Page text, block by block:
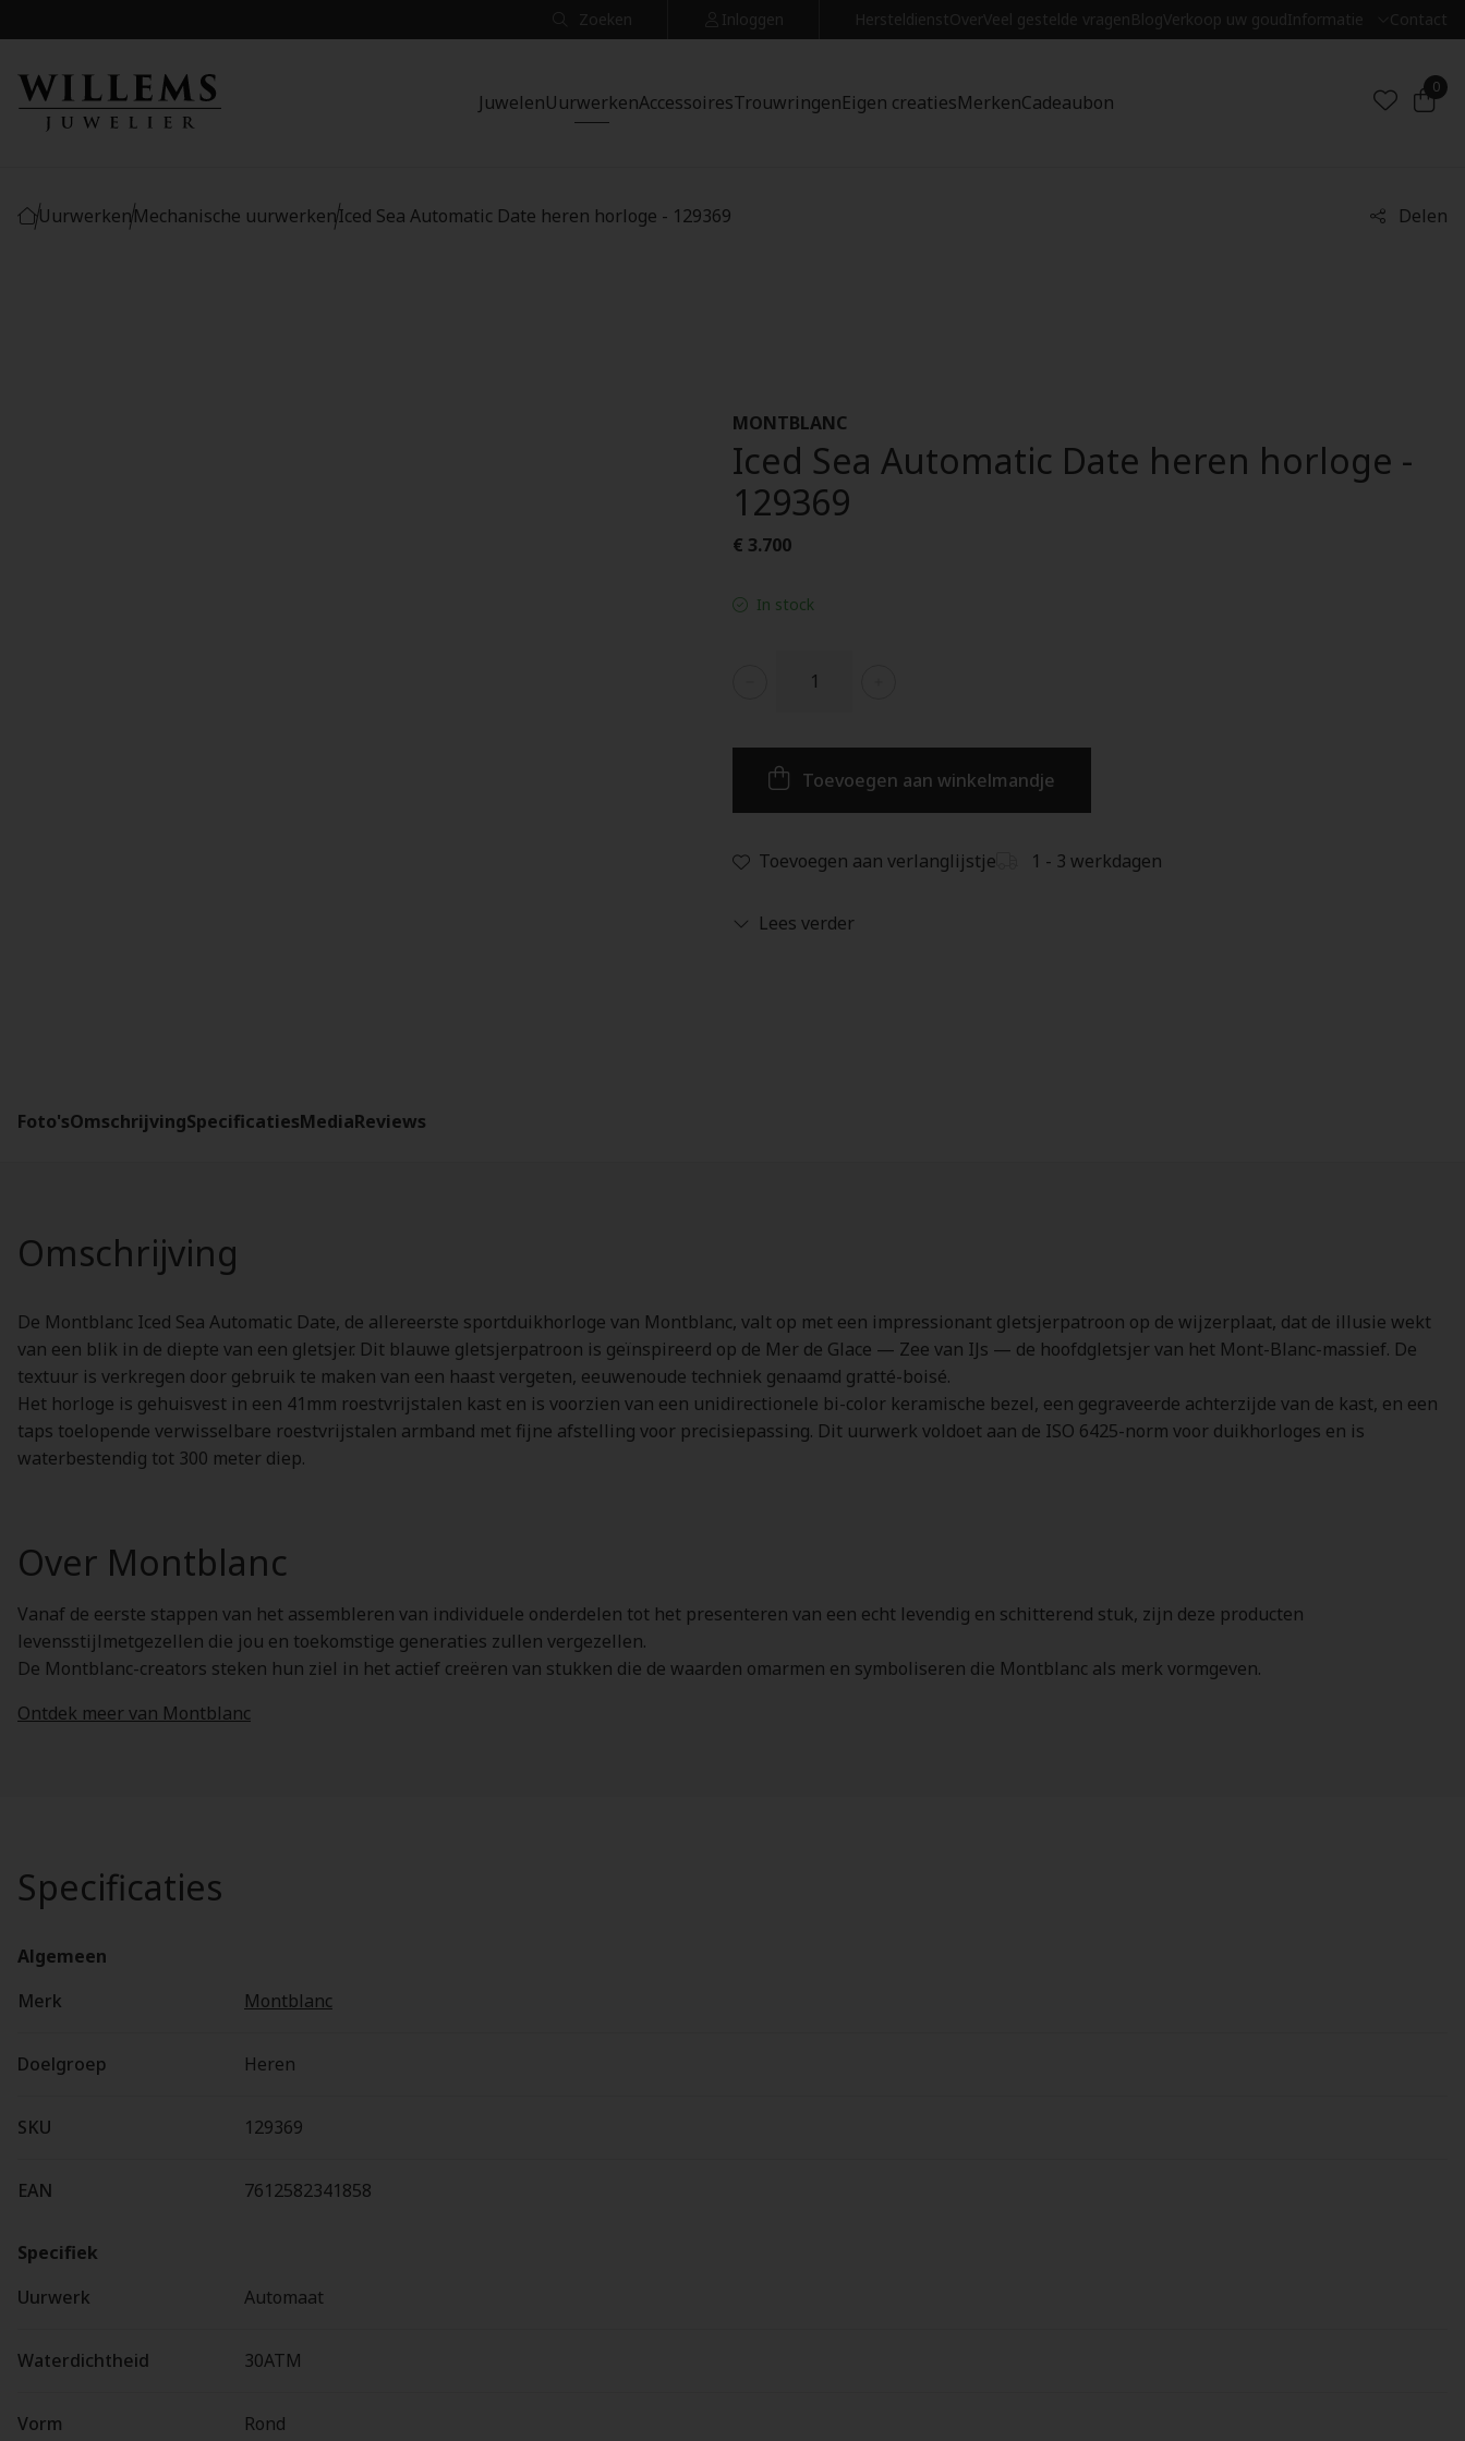
Zoeken Inloggen HersteldienstOverVeel gestelde vragenBlogVerkoop uw goudInformatie Contact
JuwelenUurwerkenAccessoiresTrouwringenEigen creatiesMerkenCadeaubon
0
UurwerkenMechanische uurwerkenIced Sea Automatic Date heren horloge - 129369 Delen
MONTBLANC
Iced Sea Automatic Date heren horloge -
129369
€ 3.700
In stock
Toevoegen aan winkelmandje
Toevoegen aan verlanglijstje 1 - 3 werkdagen
Lees verder
Foto'sOmschrijvingSpecificatiesMediaReviews
Omschrijving
De Montblanc Iced Sea Automatic Date, de allereerste sportduikhorloge van Montblanc, valt op met een impressionant gletsjerpatroon op de wijzerplaat, dat de illusie wekt
van een blik in de diepte van een gletsjer. Dit blauwe gletsjerpatroon is geïnspireerd op de Mer de Glace — Zee van IJs — de hoofdgletsjer van het Mont-Blanc-massief. De
textuur is verkregen door gebruik te maken van een haast vergeten, eeuwenoude techniek genaamd gratté-boisé.
Het horloge is gehuisvest in een 41mm roestvrijstalen kast en is voorzien van een unidirectionele bi-color keramische bezel, een gegraveerde achterzijde van de kast, en een
taps toelopende verwisselbare roestvrijstalen armband met fijne afstelling voor precisiepassing. Dit uurwerk voldoet aan de ISO 6425-norm voor duikhorloges en is
waterbestendig tot 300 meter diep.
Over Montblanc
Vanaf de eerste stappen van het assembleren van individuele onderdelen tot het presenteren van een echt levendig en schitterend stuk, zijn deze producten
levensstijlmetgezellen die jou en toekomstige generaties zullen vergezellen.
De Montblanc-creators steken hun ziel in het actief creëren van stukken die de waarden omarmen en symboliseren die Montblanc als merk vormgeven.
Ontdek meer van Montblanc
Specificaties
Algemeen
Merk
Montblanc
Doelgroep Heren
SKU 129369
EAN 7612582341858
Specifiek
Uurwerk
Automaat
Waterdichtheid 30ATM
Vorm Rond